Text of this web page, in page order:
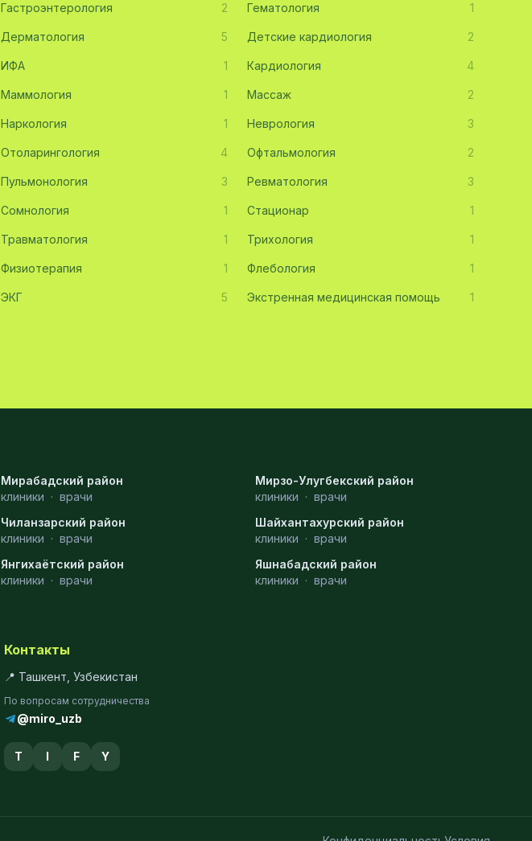
Гастроэнтерология 2 Гематология 1
Дерматология 5 Детские кардиология 2
ИФА 1 Кардиология 4
Маммология 1 Массаж 2
Наркология 1 Неврология 3
Отоларингология 4 Офтальмология 2
Пульмонология 3 Ревматология 3
Сомнология 1 Стационар 1
Травматология 1 Трихология 1
Физиотерапия 1 Флебология 1
ЭКГ 5 Экстренная медицинская помощь 1
Мирабадский район
клиники · врачи
Мирзо-Улугбекский район
клиники · врачи
Чиланзарский район
клиники · врачи
Шайхантахурский район
клиники · врачи
Янгихаётский район
клиники · врачи
Яшнабадский район
клиники · врачи
Контакты
📍 Ташкент, Узбекистан
По вопросам сотрудничества
@miro_uzb
T I F Y